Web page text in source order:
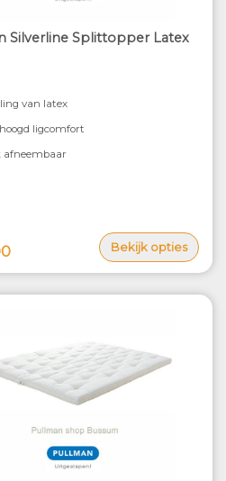
Silverline Splittopper Latex
van latex
ligcomfort
afneembaar
Bekijk opties